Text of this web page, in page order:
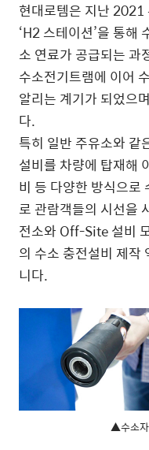
현대로템은 지난 2021
‘H2 스테이션’을 통해
소 연료가 공급되는 과
수소전기트램에 이어
알리는 계기가 되었으
다.
특히 일반 주유소와 같
설비를 차량에 탑재해
비 등 다양한 방식으로
로 관람객들의 시선을
전소와 Off-Site 설비
의 수소 충전설비 제작
니다.
▲수소자